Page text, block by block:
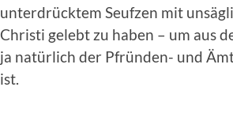
unterdrücktem Seufzen mit
Christi gelebt zu haben – um aus
ja natürlich der Pfründen- und
ist.